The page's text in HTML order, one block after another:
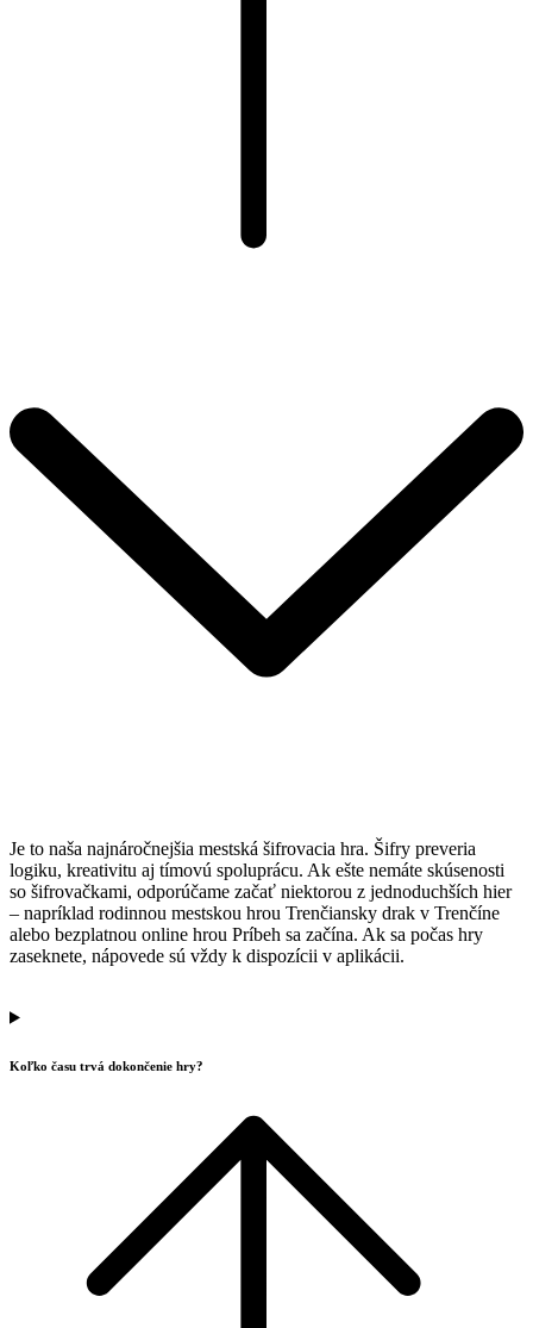
Je to naša najnáročnejšia mestská šifrovacia hra. Šifry preveria
logiku, kreativitu aj tímovú spoluprácu. Ak ešte nemáte skúsenosti
so šifrovačkami, odporúčame začať niektorou z jednoduchších hier
– napríklad rodinnou mestskou hrou Trenčiansky drak v Trenčíne
alebo bezplatnou online hrou Príbeh sa začína. Ak sa počas hry
zaseknete, nápovede sú vždy k dispozícii v aplikácii.
Koľko času trvá dokončenie hry?